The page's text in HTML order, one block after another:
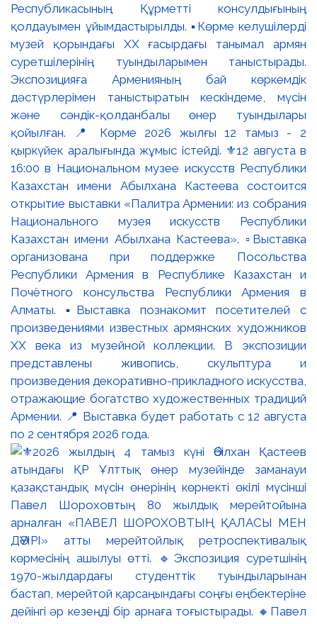
Республикасының Құрметті консулдығының
қолдауымен ұйымдастырылды. ▪️Көрме келушілерді
музей қорындағы ХХ ғасырдағы танымал армян
суретшілерінің туындыларымен таныстырады.
Экспозицияға Арменияның бай көркемдік
дәстүрлерімен таныстыратын кескіндеме, мүсін
және сәндік-қолданбалы өнер туындылары
қойылған. 📍 Көрме 2026 жылғы 12 тамыз - 2
қыркүйек аралығында жұмыс істейді. ⚜️12 августа в
16:00 в Национальном музее искусств Республики
Казахстан имени Абылхана Кастеева состоится
открытие выставки «Палитра Армении: из собрания
Национального музея искусств Республики
Казахстан имени Абылхана Кастеева». ▫️Выставка
организована при поддержке Посольства
Республики Армения в Республике Казахстан и
Почётного консульства Республики Армения в
Алматы. ▪️Выставка познакомит посетителей с
произведениями известных армянских художников
XX века из музейной коллекции. В экспозиции
представлены живопись, скульптура и
произведения декоративно-прикладного искусства,
отражающие богатство художественных традиций
Армении. 📍 Выставка будет работать с 12 августа
по 2 сентября 2026 года.